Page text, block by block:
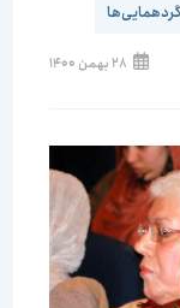
28 بهمن 1400